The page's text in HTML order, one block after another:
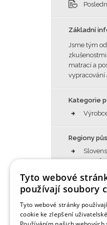
Základní
Jsme tým
matrací a
vypracování
Kategorie
Regiony
Tyto webové
používají soubory
Tyto webové stránky
cookie ke zlepšení